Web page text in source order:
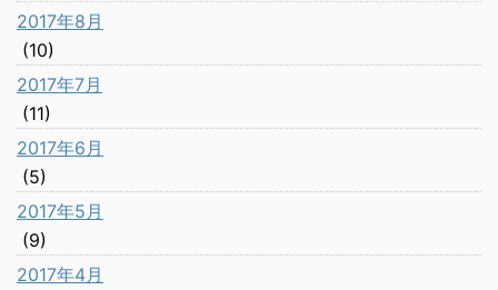
2017年8月
(10)
2017年7月
(11)
2017年6月
(5)
2017年5月
(9)
2017年4月